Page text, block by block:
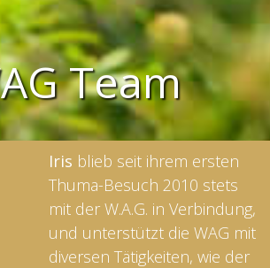
Team
Iris blieb seit ihrem ersten
Thuma-Besuch 2010 stets
mit der W.A.G. in Verbindung,
und unterstützt die WAG mit
diversen Tätigkeiten, wie der